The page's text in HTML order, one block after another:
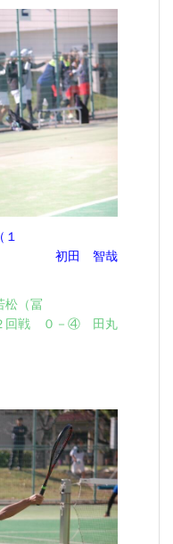
智哉
（冨
④ 田丸